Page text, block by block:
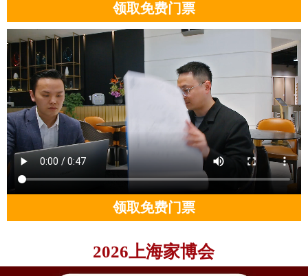
领取免费门票
领取免费门票
2026上海家博会